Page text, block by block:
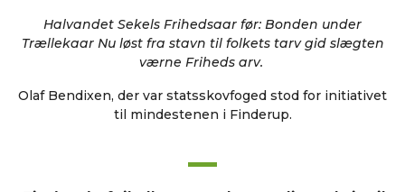
Halvandet Sekels Frihedsaar før: Bonden under
Trællekaar Nu løst fra stavn til folkets tarv gid slægten
værne Friheds arv.
Olaf Bendixen, der var statsskovfoged stod for initiativet
til mindestenen i Finderup.